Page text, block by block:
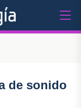
de sonido